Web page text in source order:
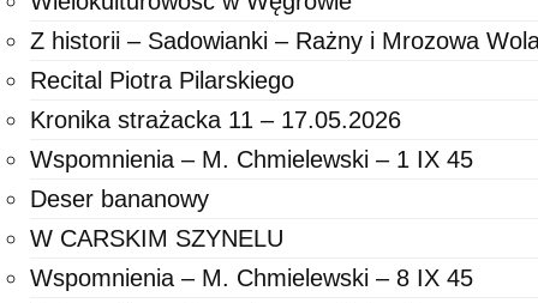
Z historii – Sadowianki – Rażny i Mrozowa
Recital Piotra Pilarskiego
Kronika strażacka 11 – 17.05.2026
Wspomnienia – M. Chmielewski – 1 IX 45
Deser bananowy
W CARSKIM SZYNELU
Wspomnienia – M. Chmielewski – 8 IX 45